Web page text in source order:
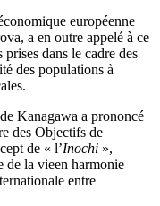
européenne
a en outre appelé à ce
dans le cadre des
des populations à
Kanagawa a prononcé
des Objectifs de
de « l’Inochi »,
de la vieen harmonie
entre